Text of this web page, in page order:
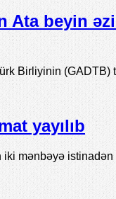
beyin
Birliyinin
yayılıb
iki mənbəyə